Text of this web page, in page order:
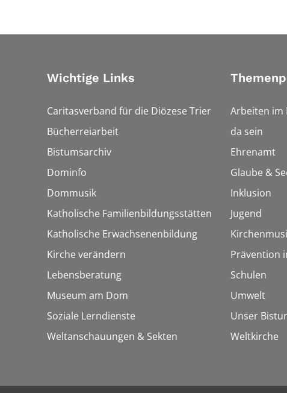
Wichtige Links
Caritasverband für die Diözese Trier
Bücherreiarbeit
Bistumsarchiv
Dominfo
Dommusik
Katholische Familienbildungsstätten
Katholische Erwachsenenbildung
Kirche verändern
Lebensberatung
Museum am Dom
Soziale Lerndienste
Weltanschauungen & Sekten
Arbeiten im
da sein
Ehrenamt
Glaube &
Inklusion
Jugend
Prävention
Schulen
Umwelt
Unser
Weltkirche